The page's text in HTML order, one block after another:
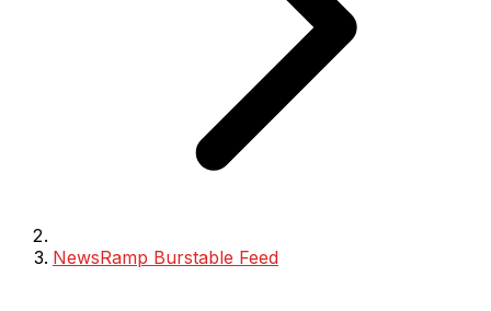
NewsRamp Burstable Feed